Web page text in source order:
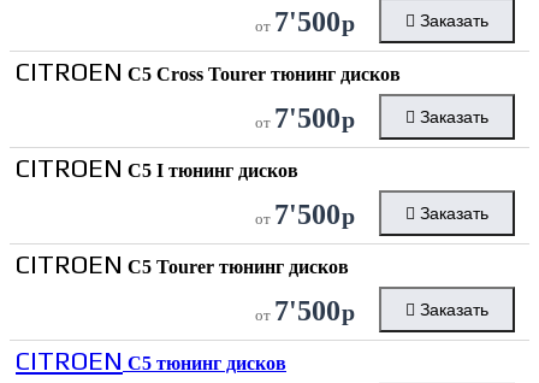
от 7'500р Заказать
CITROEN C5 Cross Tourer тюнинг дисков
от 7'500р Заказать
CITROEN C5 I тюнинг дисков
от 7'500р Заказать
CITROEN C5 Tourer тюнинг дисков
от 7'500р Заказать
CITROEN C5 тюнинг дисков